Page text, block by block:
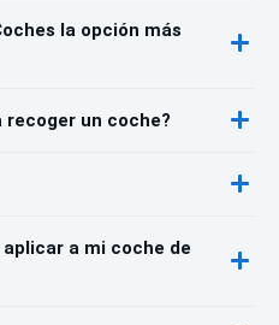
la opción más
recoger un coche?
a mi coche de